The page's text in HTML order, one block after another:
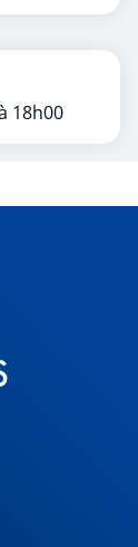
18h00